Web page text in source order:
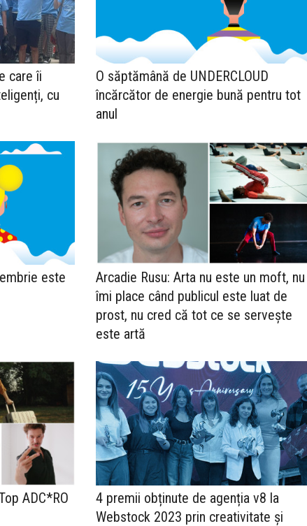
care îi
cu
O săptămână de UNDERCLOUD
încărcător de energie bună pentru tot
anul
este
Arcadie Rusu: Arta nu este un moft, nu
îmi place când publicul este luat de
prost, nu cred că tot ce se servește
este artă
ADC*RO
4 premii obținute de agenția v8 la
Webstock 2023 prin creativitate și